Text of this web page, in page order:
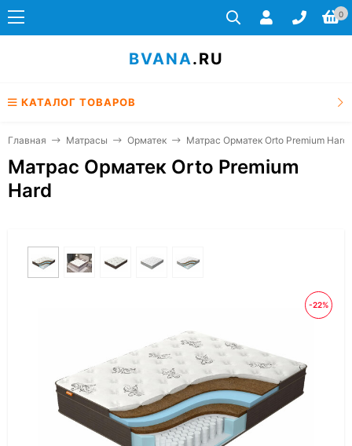
0
BVANA.RU
КАТАЛОГ ТОВАРОВ
Главная Матрасы Орматек Матрас Орматек Orto Premium Hard
Матрас Орматек Orto Premium
Hard
-22%